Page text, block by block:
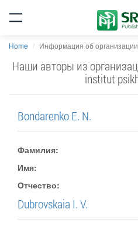
Home Информация об организации
Наши авторы из
institut
Bondarenko E. N.
Фамилия:
Имя:
Отчество:
Dubrovskaia I. V.